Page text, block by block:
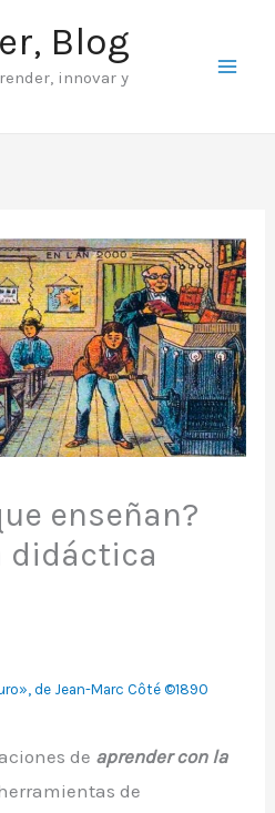
Blog
innovar y
enseñan?
didáctica
de Jean-Marc Côté ©1890
de aprender con la
de